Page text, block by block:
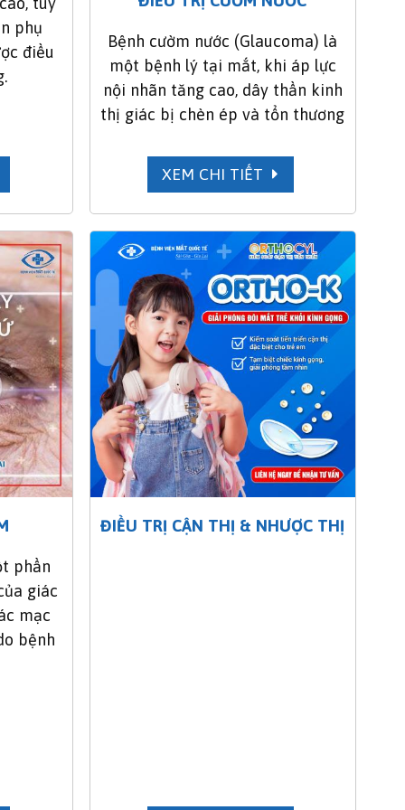
phụ
điều
Bệnh cườm nước (Glaucoma) là
một bệnh lý tại mắt, khi áp lực
nội nhãn tăng cao, dây thần kinh
thị giác bị chèn ép và tổn thương
XEM CHI TIẾT
phần
giác
mạc
bệnh
ĐIỀU TRỊ CẬN THỊ & NHƯỢC THỊ